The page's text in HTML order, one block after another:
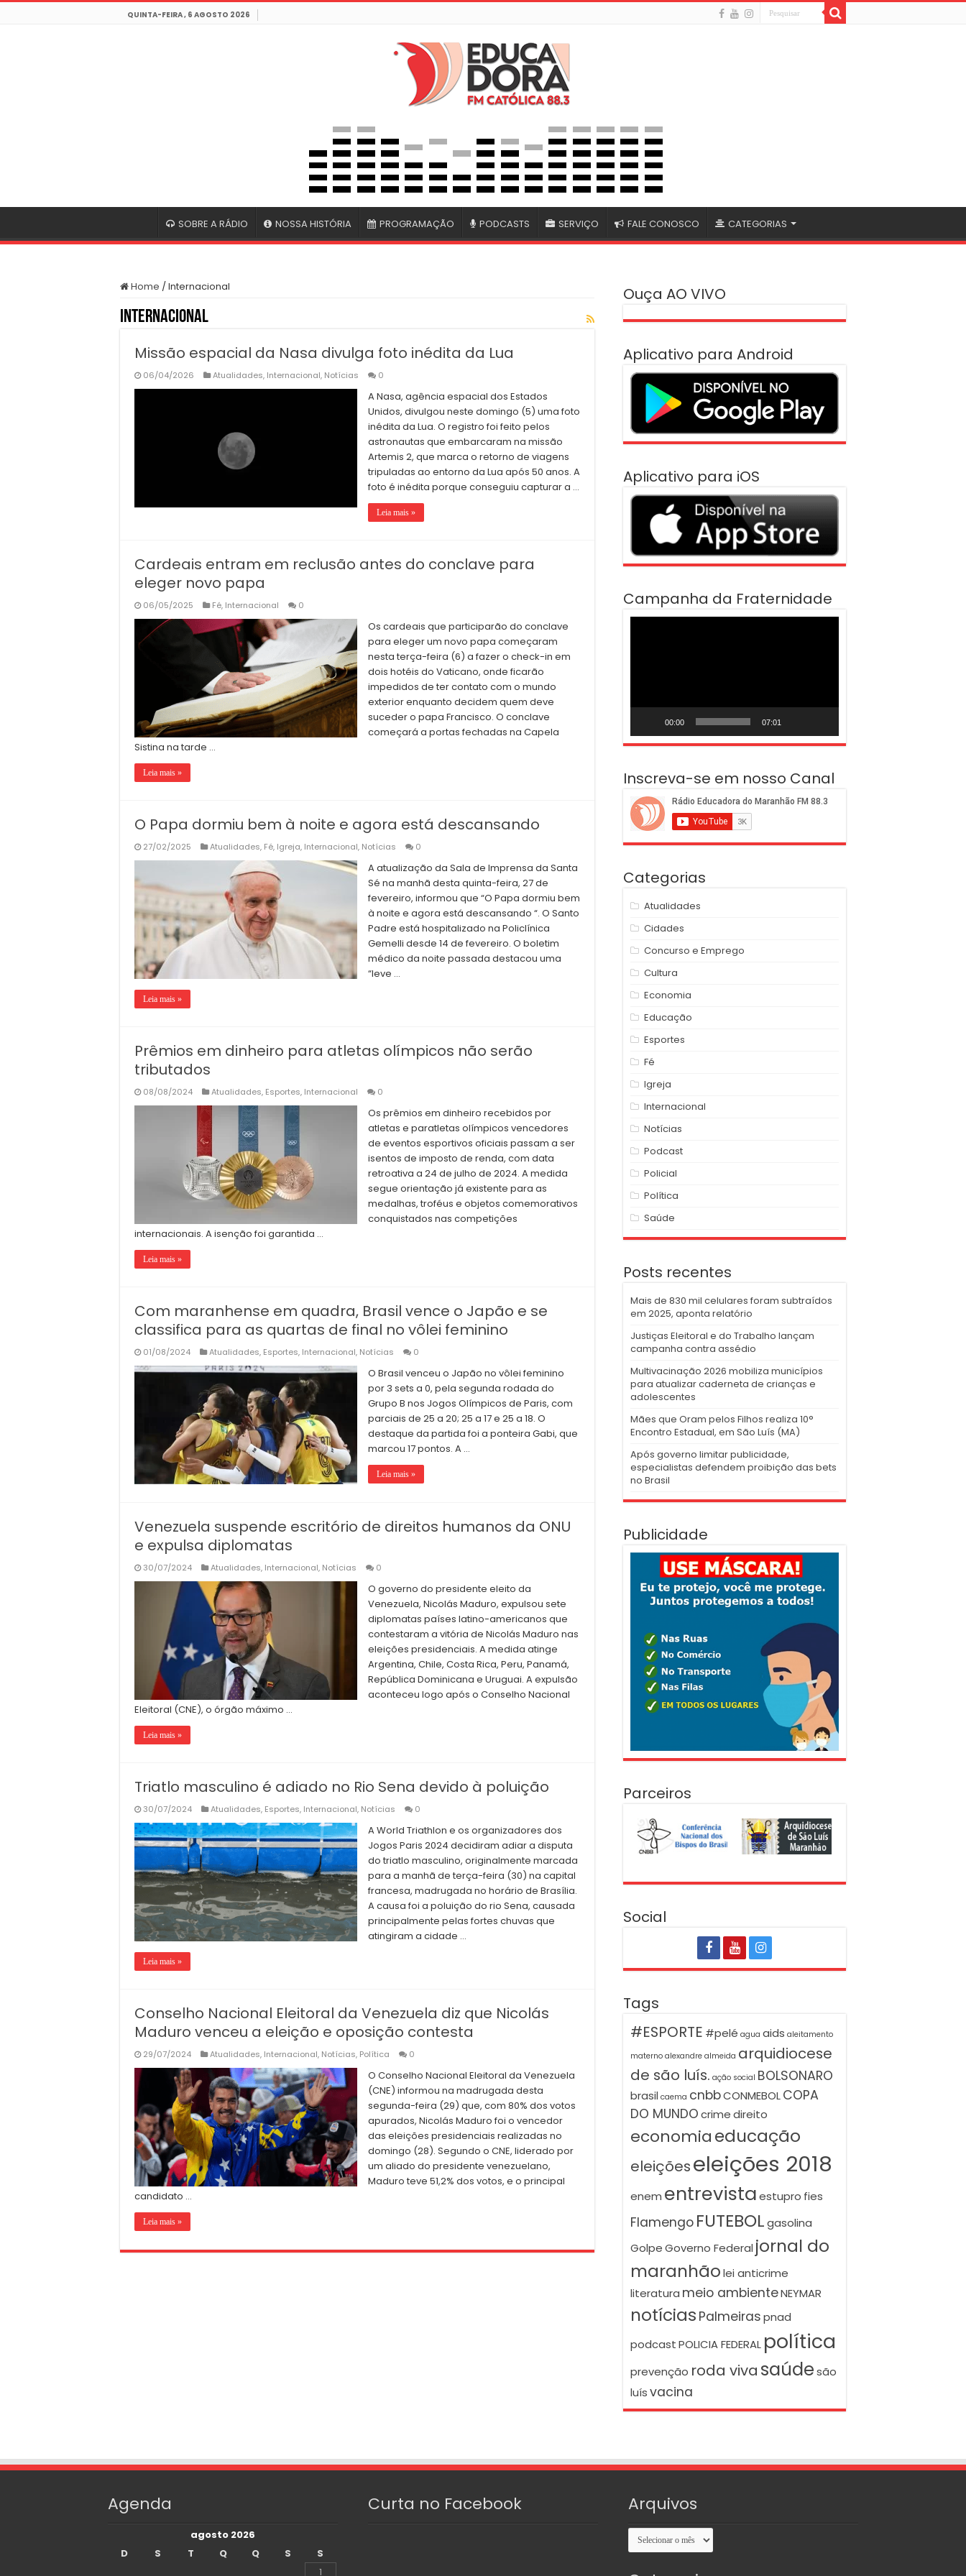
QUINTA-FEIRA , 6 AGOSTO 2026
SOBRE A RÁDIO NOSSA HISTÓRIA PROGRAMAÇÃO PODCASTS SERVIÇO FALE CONOSCO CATEGORIAS
Home /Internacional
Internacional
Missão espacial da Nasa divulga foto inédita da Lua
06/04/2026 Atualidades, Internacional, Notícias 0
A Nasa, agência espacial dos Estados
Unidos, divulgou neste domingo (5) uma foto
inédita da Lua. O registro foi feito pelos
astronautas que embarcaram na missão
Artemis 2, que marca o retorno de viagens
tripuladas ao entorno da Lua após 50 anos. A
foto é inédita porque conseguiu capturar a …
Leia mais »
Cardeais entram em reclusão antes do conclave para
eleger novo papa
06/05/2025 Fé, Internacional 0
Os cardeais que participarão do conclave
para eleger um novo papa começaram
nesta terça-feira (6) a fazer o check-in em
dois hotéis do Vaticano, onde ficarão
impedidos de ter contato com o mundo
exterior enquanto decidem quem deve
suceder o papa Francisco. O conclave
começará a portas fechadas na Capela
Sistina na tarde …
Leia mais »
O Papa dormiu bem à noite e agora está descansando
27/02/2025 Atualidades, Fé, Igreja, Internacional, Notícias 0
A atualização da Sala de Imprensa da Santa
Sé na manhã desta quinta-feira, 27 de
fevereiro, informou que “O Papa dormiu bem
à noite e agora está descansando “. O Santo
Padre está hospitalizado na Policlínica
Gemelli desde 14 de fevereiro. O boletim
médico da noite passada destacou uma
“leve …
Leia mais »
Prêmios em dinheiro para atletas olímpicos não serão
tributados
08/08/2024 Atualidades, Esportes, Internacional 0
Os prêmios em dinheiro recebidos por
atletas e paratletas olímpicos vencedores
de eventos esportivos oficiais passam a ser
isentos de imposto de renda, com data
retroativa a 24 de julho de 2024. A medida
segue orientação já existente para as
medalhas, troféus e objetos comemorativos
conquistados nas competições
internacionais. A isenção foi garantida …
Leia mais »
Com maranhense em quadra, Brasil vence o Japão e se
classifica para as quartas de final no vôlei feminino
01/08/2024 Atualidades, Esportes, Internacional, Notícias 0
O Brasil venceu o Japão no vôlei feminino
por 3 sets a 0, pela segunda rodada do
Grupo B nos Jogos Olímpicos de Paris, com
parciais de 25 a 20; 25 a 17 e 25 a 18. O
destaque da partida foi a ponteira Gabi, que
marcou 17 pontos. A …
Leia mais »
Venezuela suspende escritório de direitos humanos da ONU
e expulsa diplomatas
30/07/2024 Atualidades, Internacional, Notícias 0
O governo do presidente eleito da
Venezuela, Nicolás Maduro, expulsou sete
diplomatas países latino-americanos que
contestaram a vitória de Nicolás Maduro nas
eleições presidenciais. A medida atinge
Argentina, Chile, Costa Rica, Peru, Panamá,
República Dominicana e Uruguai. A expulsão
aconteceu logo após o Conselho Nacional
Eleitoral (CNE), o órgão máximo …
Leia mais »
Triatlo masculino é adiado no Rio Sena devido à poluição
30/07/2024 Atualidades, Esportes, Internacional, Notícias 0
A World Triathlon e os organizadores dos
Jogos Paris 2024 decidiram adiar a disputa
do triatlo masculino, originalmente marcada
para a manhã de terça-feira (30) na capital
francesa, madrugada no horário de Brasília.
A causa foi a poluição do rio Sena, causada
principalmente pelas fortes chuvas que
atingiram a cidade …
Leia mais »
Conselho Nacional Eleitoral da Venezuela diz que Nicolás
Maduro venceu a eleição e oposição contesta
29/07/2024 Atualidades, Internacional, Notícias, Política 0
O Conselho Nacional Eleitoral da Venezuela
(CNE) informou na madrugada desta
segunda-feira (29) que, com 80% dos votos
apurados, Nicolás Maduro foi o vencedor
das eleições presidenciais realizadas no
domingo (28). Segundo o CNE, liderado por
um aliado do presidente venezuelano,
Maduro teve 51,2% dos votos, e o principal
candidato …
Leia mais »
Ouça AO VIVO
Aplicativo para Android
Aplicativo para iOS
Campanha da Fraternidade
00:00 07:01
Inscreva-se em nosso Canal
Categorias
Atualidades
Cidades
Concurso e Emprego
Cultura
Economia
Educação
Esportes
Fé
Igreja
Internacional
Notícias
Podcast
Policial
Política
Saúde
Posts recentes
Mais de 830 mil celulares foram subtraídos
em 2025, aponta relatório
Justiças Eleitoral e do Trabalho lançam
campanha contra assédio
Multivacinação 2026 mobiliza municípios
para atualizar caderneta de crianças e
adolescentes
Mães que Oram pelos Filhos realiza 10°
Encontro Estadual, em São Luís (MA)
Após governo limitar publicidade,
especialistas defendem proibição das bets
no Brasil
Publicidade
Parceiros
Social
Tags
#ESPORTE #pelé agua aids aleitamento
materno alexandre almeida arquidiocese
de são luís. ação social BOLSONARO
brasil caema cnbbCONMEBOLCOPA
DO MUNDOcrimedireito
economiaeducação
eleiçõeseleições 2018
enem entrevistaestupro fies
Flamengo FUTEBOLgasolina
GolpeGoverno Federal jornal do
maranhãolei anticrime
literatura meio ambienteNEYMAR
notícias Palmeiraspnad
podcastPOLICIA FEDERAL política
prevenção roda viva saúdesão
luísvacina
Agenda
agosto 2026
D
S T Q Q S
S
1
Curta no Facebook Arquivos
Arquivos